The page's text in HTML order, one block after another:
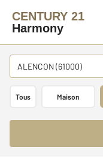
CENTURY 21
Harmony
ALENCON (61000)
Tous Maison